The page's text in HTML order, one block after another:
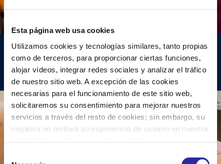
Esta página web usa cookies
Utilizamos cookies y tecnologías similares, tanto propias
como de terceros, para proporcionar ciertas funciones,
alojar vídeos, integrar redes sociales y analizar el tráfico
de nuestro sitio web. A excepción de las cookies
necesarias para el funcionamiento de este sitio web,
solicitaremos su consentimiento para mejorar nuestros
servicios a través del resto de cookies; sin embargo, su
negativa no limitará su experiencia de usuario en nuestra
Gimnasia de mantenimiento